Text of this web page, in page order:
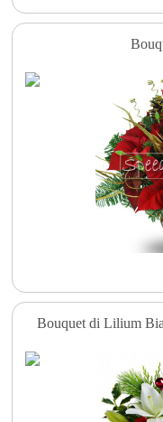
Bouquet di Lilium